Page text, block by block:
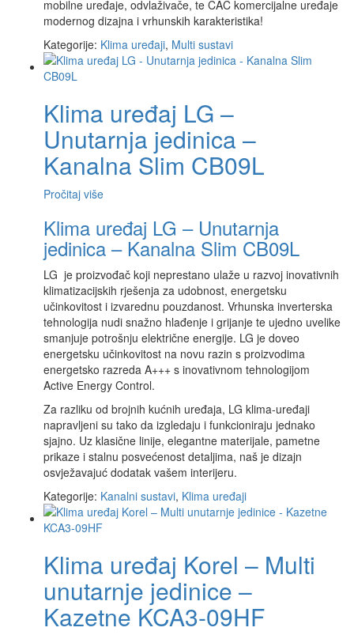
mobilne uređaje, odvlaživače, te CAC komercijalne uređaje
modernog dizajna i vrhunskih karakteristika!
Kategorije: Klima uređaji, Multi sustavi
Klima uređaj LG –
Unutarnja jedinica –
Kanalna Slim CB09L
Pročitaj više
Klima uređaj LG – Unutarnja
jedinica – Kanalna Slim CB09L
LG je proizvođač koji neprestano ulaže u razvoj inovativnih
klimatizacijskih rješenja za udobnost, energetsku
učinkovitost i izvarednu pouzdanost. Vrhunska inverterska
tehnologija nudi snažno hlađenje i grijanje te ujedno uvelike
smanjuje potrošnju električne energije. LG je doveo
energetsku učinkovitost na novu razin s proizvodima
energetsko razreda A+++ s inovativnom tehnologijom
Active Energy Control.
Za razliku od brojnih kućnih uređaja, LG klima-uređaji
napravljeni su tako da izgledaju i funkcioniraju jednako
sjajno. Uz klasične linije, elegantne materijale, pametne
prikaze i stalnu posvećenost detaljima, naš je dizajn
osvježavajuć dodatak vašem interijeru.
Kategorije: Kanalni sustavi, Klima uređaji
Klima uređaj Korel – Multi
unutarnje jedinice –
Kazetne KCA3-09HF